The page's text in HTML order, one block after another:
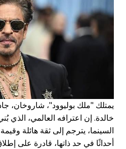
يمتلك "ملك بوليوود"، شاروخان،
خالدة. إن اعترافه العالمي، الذي
السينما، يترجم إلى ثقة هائلة
أحداثًا في حد ذاتها، قادرة على